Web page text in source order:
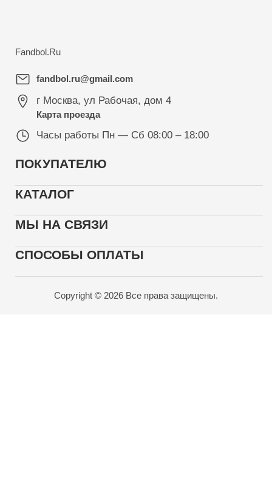
Fandbol.Ru
fandbol.ru@gmail.com
г Москва, ул Рабочая, дом 4
Карта проезда
Часы работы Пн — Сб 08:00 – 18:00
ПОКУПАТЕЛЮ
КАТАЛОГ
МЫ НА СВЯЗИ
СПОСОБЫ ОПЛАТЫ
Copyright © 2026 Все права защищены.